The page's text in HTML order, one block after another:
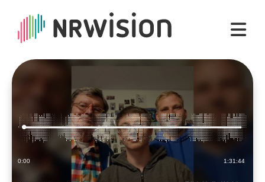
Current
0:00 Duration
1:31:44
Loaded:
0.18%